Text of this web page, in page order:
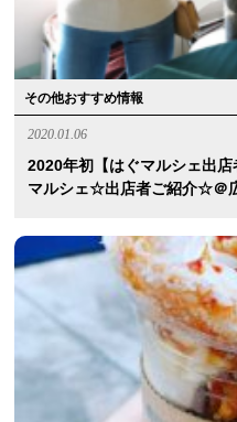
その他おすすめ情報
2020.01.06
2020年初【はぐマルシェ出
マルシェ☆出店者ご紹介☆＠